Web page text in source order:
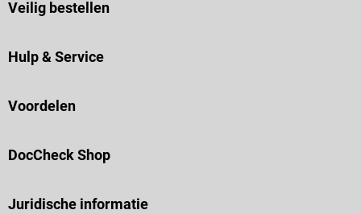
Veilig bestellen
Hulp & Service
Voordelen
DocCheck Shop
Juridische informatie